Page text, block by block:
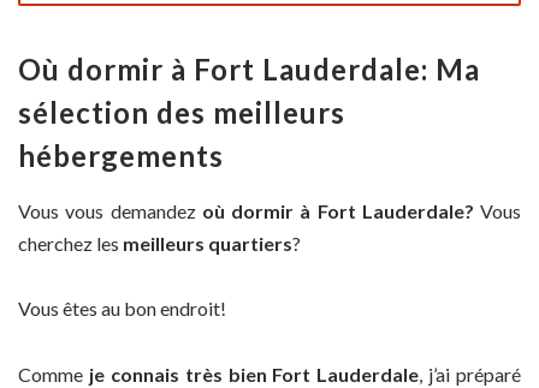
Où dormir à Fort Lauderdale: Ma
sélection des meilleurs
hébergements
Vous vous demandez où dormir à Fort Lauderdale? Vous
cherchez les meilleurs quartiers?
Vous êtes au bon endroit!
Comme je connais très bien Fort Lauderdale , j’ai préparé